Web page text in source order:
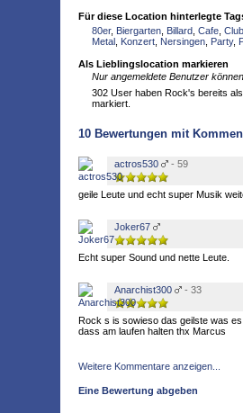
Für diese Location hinterlegte
80er, Biergarten Billard Cafe Club
Metal Konzert Nersingen Party,
Als Lieblingslocation markieren
Nur angemeldete Benutzer
302 User haben Rock's bereits
markiert.
10 Bewertungen mit
actros530 - 59
geile Leute und echt super Musik
Joker67
Echt super Sound und nette Leute.
Anarchist300 - 33
Rock s is sowieso das geilste was
dass am laufen halten thx Marcus
Weitere Kommentare anzeigen...
Eine Bewertung abgeben